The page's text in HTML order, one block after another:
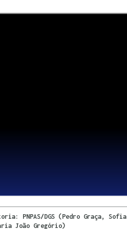
PNPAS/DGS (Pedro Graça, Sofia
João Gregório)